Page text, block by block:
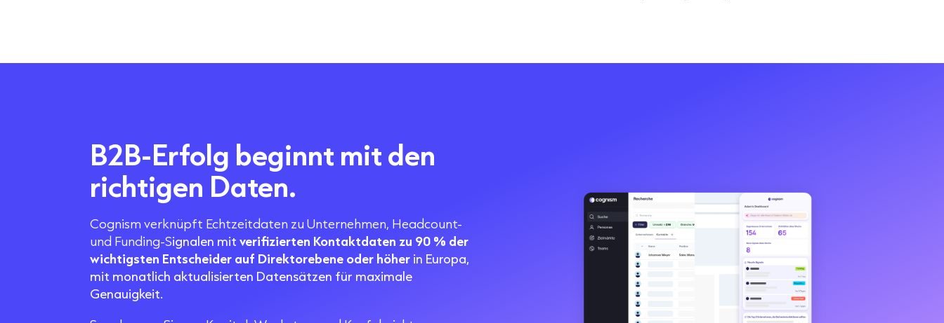
B2B-Erfolg beginnt mit den
richtigen Daten.
Cognism verknüpft Echtzeitdaten zu Unternehmen, Headcount-
und Funding-Signalen mit verifizierten Kontaktdaten zu 90 % der
wichtigsten Entscheider auf Direktorebene oder höher in Europa,
mit monatlich aktualisierten Datensätzen für maximale
Genauigkeit.